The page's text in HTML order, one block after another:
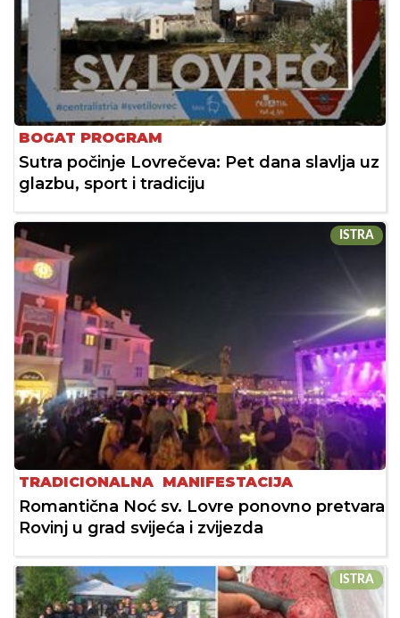
BOGAT PROGRAM
Sutra počinje Lovrečeva: Pet dana slavlja uz
glazbu, sport i tradiciju
ISTRA
TRADICIONALNA MANIFESTACIJA
Romantična Noć sv. Lovre ponovno pretvara
Rovinj u grad svijeća i zvijezda
ISTRA